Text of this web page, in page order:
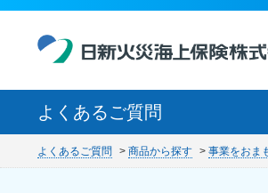
よくあるご質問
よくあるご質問 > 商品から探す > 事業をおま